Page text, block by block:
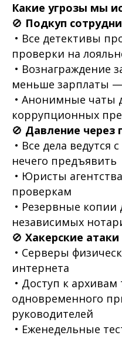
Какие угрозы мы
🚫 Подкуп
• Все детективы
проверки на
• Вознаграждение
меньше зарплаты
• Анонимные чаты
коррупционных
🚫 Давление через
• Все дела
нечего предъявить
• Юристы
проверкам
• Резервные копии
независимых
🚫 Хакерские атаки
• Серверы
интернета
• Доступ к архивам
одновременного
руководителей
• Еженедельные